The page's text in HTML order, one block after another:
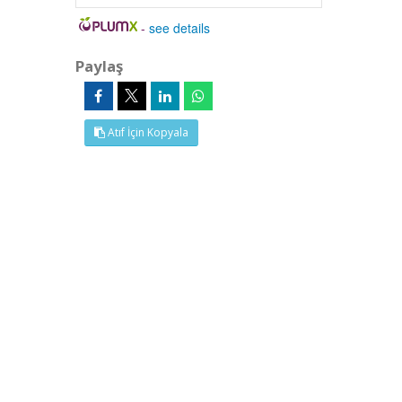
-see details
Paylaş
Atıf İçin Kopyala